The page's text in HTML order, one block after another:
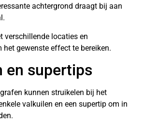
achtergrond draagt bij aan
verschillende locaties en
het gewenste effect te bereiken.
en supertips
kunnen struikelen bij het
valkuilen en een supertip om in